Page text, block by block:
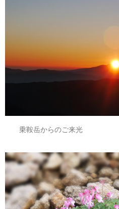
乗鞍岳からのご来光